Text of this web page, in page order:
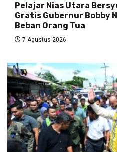
Pelajar Nias Utara
Gratis Gubernur Bobby
Beban Orang Tua
7 Agustus 2026